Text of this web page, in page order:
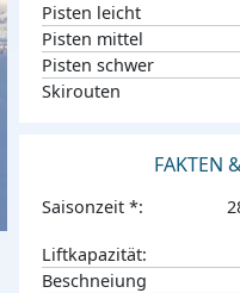
Pisten leicht
Pisten mittel
Pisten schwer
Skirouten
FAKTEN
Saisonzeit *:
Liftkapazität:
Beschneiung